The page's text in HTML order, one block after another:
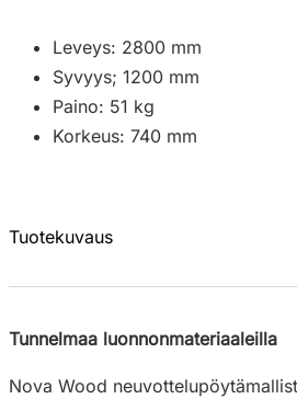
Leveys: 2800 mm
Syvyys; 1200 mm
Paino: 51 kg
Korkeus: 740 mm
Tuotekuvaus
Tunnelmaa luonnonmateriaaleilla
Nova Wood